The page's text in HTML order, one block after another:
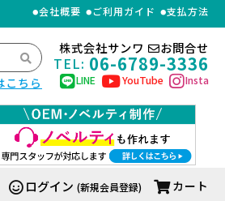
会社概要 ご利用ガイド 支払方法
こちら
株式会社サンワ お問合せ
TEL: 06-6789-3336
LINE YouTube Insta
ログイン (新規会員登録) カート